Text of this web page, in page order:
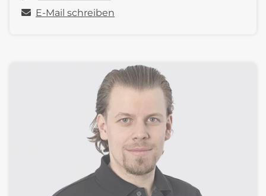
E-Mail schreiben